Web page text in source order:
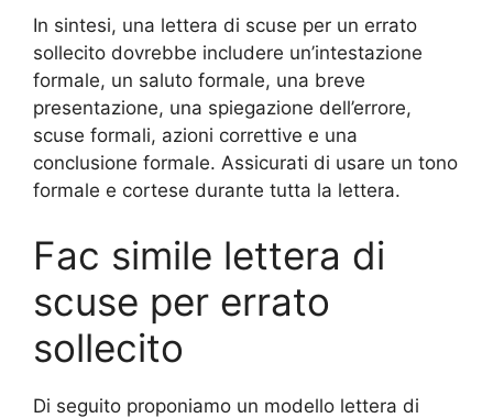
In sintesi, una lettera di scuse per un errato
sollecito dovrebbe includere un’intestazione
formale, un saluto formale, una breve
presentazione, una spiegazione dell’errore,
scuse formali, azioni correttive e una
conclusione formale. Assicurati di usare un tono
formale e cortese durante tutta la lettera.
Fac simile lettera di
scuse per errato
sollecito
Di seguito proponiamo un modello lettera di